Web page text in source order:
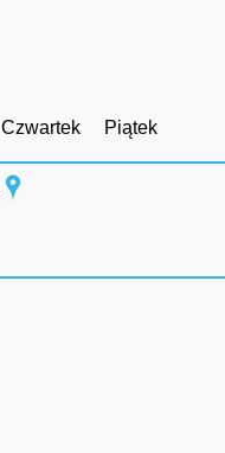
Czwartek Piątek